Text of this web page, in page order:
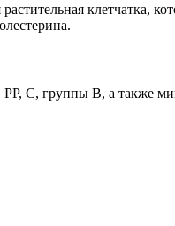
клетчатка,
C, группы В, а также